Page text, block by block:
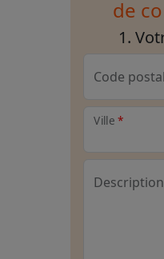
de
1.
Code postal
Ville
Description